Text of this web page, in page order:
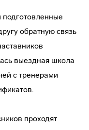
подготовленные
обратную связь
выездная школа
с тренерами
проходят